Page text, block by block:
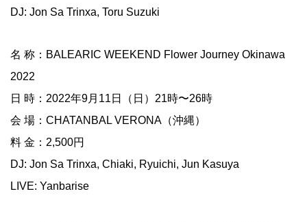
DJ: Jon Sa Trinxa, Toru Suzuki
名 称：BALEARIC WEEKEND Flower Journey Okinawa
2022
日 時：2022年9月11日（日）21時〜26時
会 場：CHATANBAL VERONA（沖縄）
料 金：2,500円
DJ: Jon Sa Trinxa, Chiaki, Ryuichi, Jun Kasuya
LIVE: Yanbarise